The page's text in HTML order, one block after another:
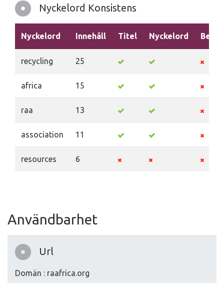
Nyckelord Konsistens
Nyckelord Innehåll Titel Nyckelord
recycling 25
africa 15
raa 13
association 11
resources 6
Användbarhet
Url
Domän : raafrica.org